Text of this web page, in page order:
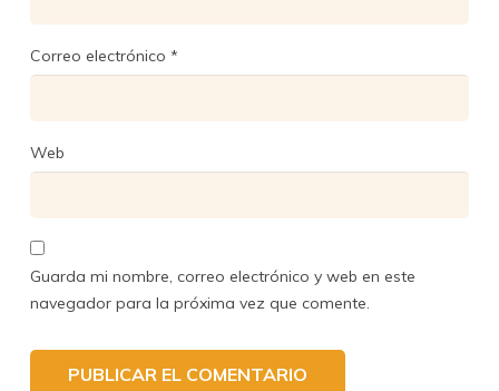
Correo electrónico *
Web
Guarda mi nombre, correo electrónico y web en este
navegador para la próxima vez que comente.